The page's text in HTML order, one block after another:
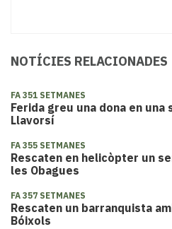
NOTÍCIES RELACIONADES
FA 351 SETMANES
Ferida greu una dona en una
Llavorsí
FA 355 SETMANES
Rescaten en helicòpter un
les Obagues
FA 357 SETMANES
Rescaten un barranquista
Bóixols